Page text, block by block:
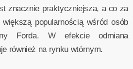
znacznie praktyczniejsza, a co za
popularnością wśród osób
Forda. W efekcie odmiana
również na rynku wtórnym.